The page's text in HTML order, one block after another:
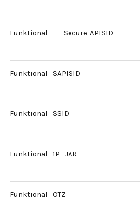
Funktional __Secure-APISID
Funktional SAPISID
Funktional SSID
Funktional 1P_JAR
Funktional OTZ